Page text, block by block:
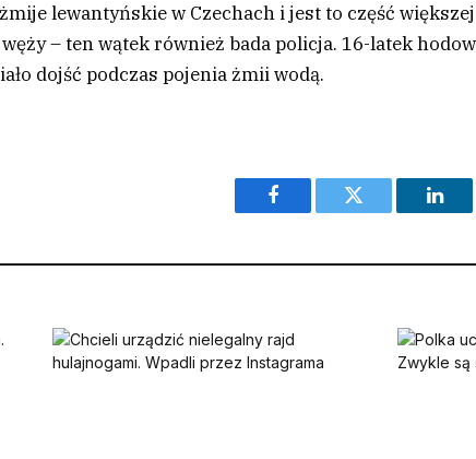
lewantyńskie w Czechach i jest to część
– ten wątek również bada policja. 16-latek
dojść podczas pojenia żmii wodą.
Facebook Twitter